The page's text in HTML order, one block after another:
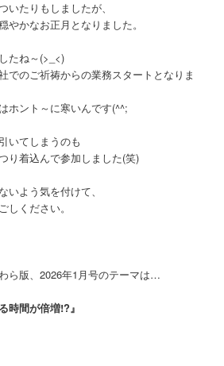
いたりもしましたが、
やかなお正月となりました。
たね～(>_<)
でのご祈祷からの業務スタートとなりま
ホント～に寒いんです(^^;
いてしまうのも
り着込んで参加しました(笑)
いよう気を付けて、
しください。
ら版、2026年1月号のテーマは…
時間が倍増!?』